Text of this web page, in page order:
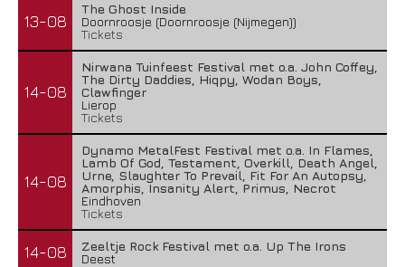
13-08
The Ghost Inside
Doornroosje (Doornroosje (Nijmegen))
Tickets
14-08
Nirwana Tuinfeest Festival met o.a. John Coffey,
The Dirty Daddies, Hiqpy, Wodan Boys,
Clawfinger
Lierop
Tickets
14-08
Dynamo MetalFest Festival met o.a. In Flames,
Lamb Of God, Testament, Overkill, Death Angel,
Urne, Slaughter To Prevail, Fit For An Autopsy,
Amorphis, Insanity Alert, Primus, Necrot
Eindhoven
Tickets
14-08
Zeeltje Rock Festival met o.a. Up The Irons
Deest